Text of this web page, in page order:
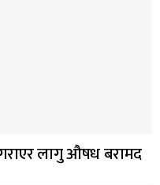
लागु औषध बरामद